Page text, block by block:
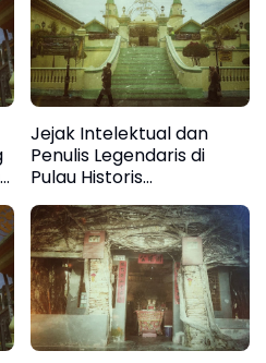
Jejak Intelektual dan
Penulis Legendaris di
Pulau Historis
Tanjungpinang